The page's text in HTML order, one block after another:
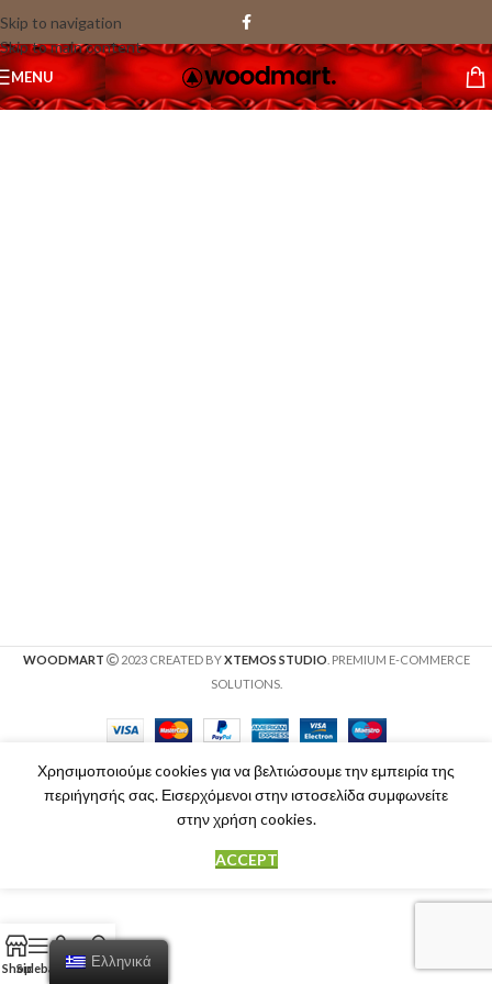
Skip to navigation
Skip to main content
MENU
1
/
37
WOODMART 2023 CREATED BYXTEMOS STUDIO . PREMIUM E-COMMERCE
SOLUTIONS.
Χρησιμοποιούμε cookies για να βελτιώσουμε την εμπειρία της
περιήγησής σας. Εισερχόμενοι στην ιστοσελίδα συμφωνείτε
στην χρήση cookies.
ACCEPT
Ελληνικά
ShopSidebar Cart
My account